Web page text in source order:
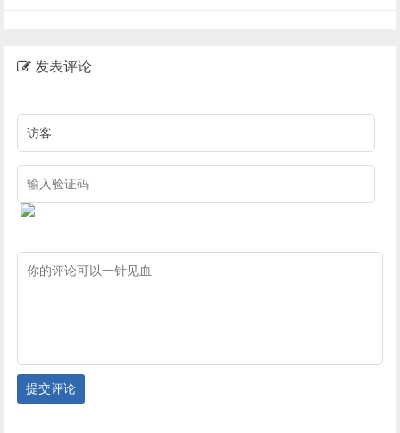
发表评论
提交评论